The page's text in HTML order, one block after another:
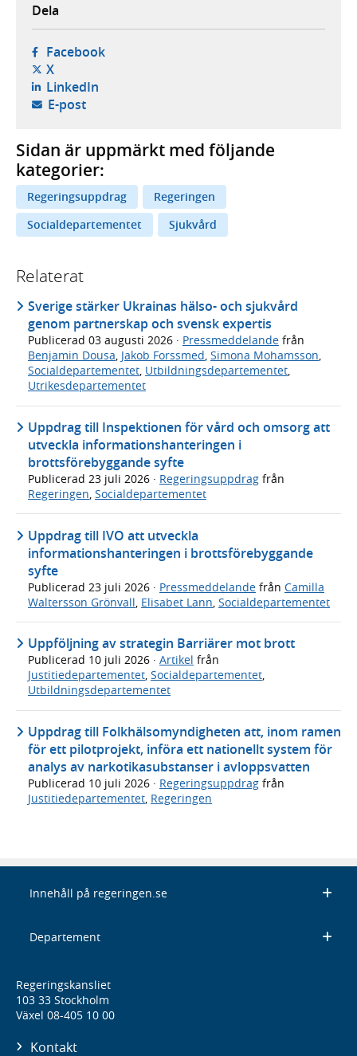
Dela
Facebook- öppnas i ny flik, extern webbplats,
X- öppnas i ny flik, extern webbplats,
LinkedIn- öppnas i ny flik, extern webbplats,
E-post- öppnar din e-postklient,
Sidan är uppmärkt med följande
kategorier:
Regeringsuppdrag
Regeringen
Socialdepartementet
Sjukvård
Relaterat
Sverige stärker Ukrainas hälso- och sjukvård
genom partnerskap och svensk expertis
Publicerad 03 augusti 2026 · Pressmeddelande från
Benjamin Dousa, Jakob Forssmed, Simona Mohamsson,
Socialdepartementet, Utbildningsdepartementet,
Utrikesdepartementet
Uppdrag till Inspektionen för vård och omsorg att
utveckla informationshanteringen i
brottsförebyggande syfte
Publicerad 23 juli 2026 · Regeringsuppdrag från
Regeringen, Socialdepartementet
Uppdrag till IVO att utveckla
informationshanteringen i brottsförebyggande
syfte
Publicerad 23 juli 2026 · Pressmeddelande från Camilla
Waltersson Grönvall Elisabet Lann Socialdepartementet
Uppföljning av strategin Barriärer mot brott
Publicerad 10 juli 2026 · Artikel från
Justitiedepartementet, Socialdepartementet,
Utbildningsdepartementet
Uppdrag till Folkhälsomyndigheten att, inom ramen
för ett pilotprojekt, införa ett nationellt system för
analys av narkotikasubstanser i avloppsvatten
Publicerad 10 juli 2026 · Regeringsuppdrag från
Justitiedepartementet, Regeringen
Innehåll på regeringen.se
Departement
Regeringskansliet
103 33 Stockholm
Växel 08-405 10 00
Kontakt